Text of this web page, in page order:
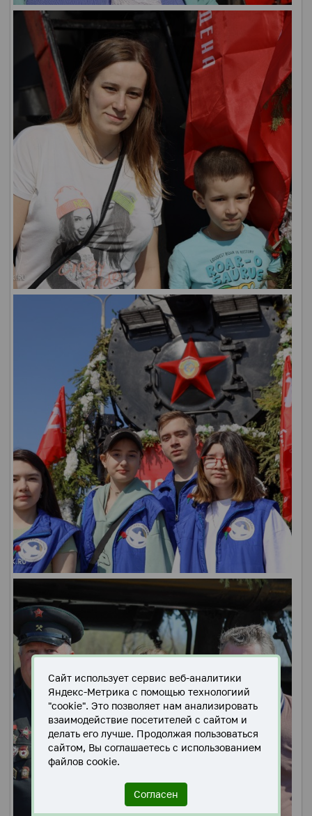
Сайт использует сервис веб-аналитики
Яндекс-Метрика с помощью технологиий
"cookie". Это позволяет нам анализировать
взаимодействие посетителей с сайтом и
делать его лучше. Продолжая пользоваться
сайтом, Вы соглашаетесь с использованием
файлов cookie.
Согласен